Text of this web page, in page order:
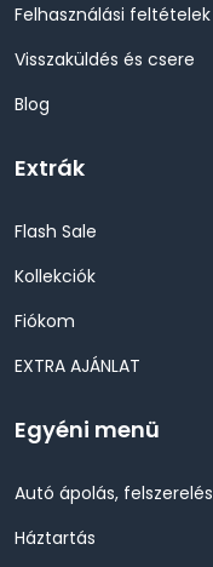
Felhasználási feltételek
Visszaküldés és csere
Blog
Extrák
Flash Sale
Kollekciók
Fiókom
EXTRA AJÁNLAT
Egyéni menü
Autó ápolás, felszerelés
Háztartás